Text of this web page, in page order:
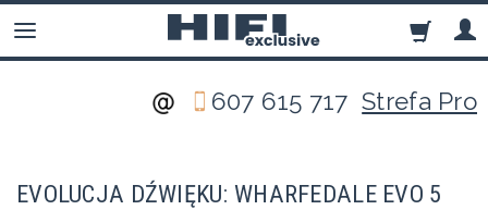
607 615 717Strefa Pro
EVOLUCJA DŹWIĘKU: WHARFEDALE EVO 5